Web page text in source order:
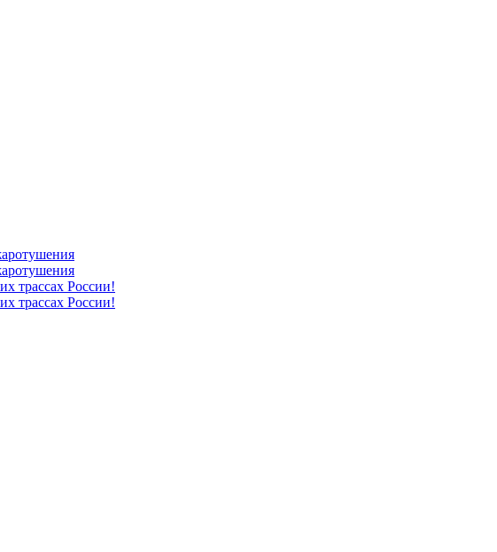
трассах России!
трассах России!